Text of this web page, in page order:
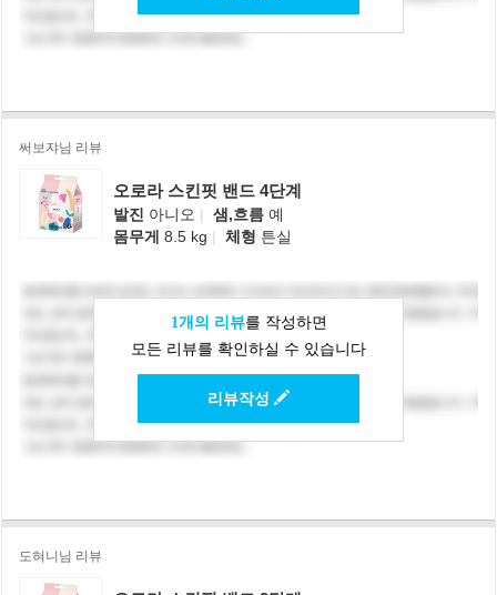
써보쟈님 리뷰
오로라 스킨핏 밴드 4단계
발진 아니오 | 샘,흐름 예
몸무게 8.5 kg | 체형 튼실
1개의 리뷰를 작성하면
모든 리뷰를 확인하실 수 있습니다
리뷰작성
도혀니님 리뷰